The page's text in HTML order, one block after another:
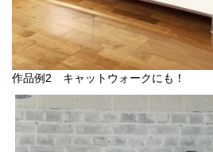
作品例2 キャットウォークにも！